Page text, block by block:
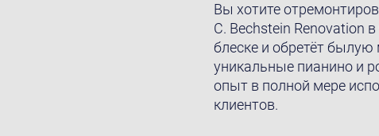
Вы хотите
C. Bechstein Renovation
блеске и обретёт
уникальные пианино и
опыт в полной мере
клиентов.